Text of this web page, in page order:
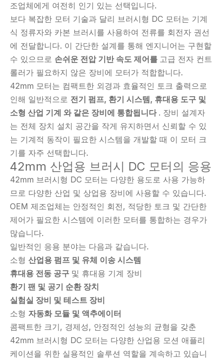
조업체에게 여전히 인기 있는 선택입니다.
보다 복잡한 모터 기술과 달리 브러시형 DC 모터는 기계
식 정류자와 카본 브러시를 사용하여 전류를 회전자 권선
에 전달합니다. 이 간단한 설계를 통해 엔지니어는 구현할
수 있으므로 손쉬운 전압 기반 속도 제어를 고급 전자 컨트
롤러가 필요하지 않은 장비에 모터가 적합합니다.
42mm 모터는 컴팩트한 외경과 효율적인 토크 출력으로
인해 일반적으로 전기 펌프, 환기 시스템, 휴대용 도구 및
소형 산업 기계 와 같은 장비에 통합됩니다 . 장비 설계자
는 전체 장치 설치 공간을 작게 유지하면서 신뢰할 수 있
는 기계적 동작이 필요한 시스템을 개발할 때 이 모터 크
기를 자주 선택합니다.
42mm 산업용 브러시 DC 모터의 응용
42mm 브러시형 DC 모터는 다양한 용도로 사용 가능하
므로 다양한 산업 및 상업용 장비에 사용할 수 있습니다.
OEM 제조업체는 안정적인 회전, 적당한 토크 및 간단한
제어가 필요한 시스템에 이러한 모터를 통합하는 경우가
많습니다.
일반적인 응용 분야는 다음과 같습니다.
소형 산업용 펌프 및 유체 이송 시스템
휴대용 전동 공구 및 휴대용 기계 장비
환기 팬 및 공기 순환 장치
실험실 장비 및 테스트 장비
소형 자동화 모듈 및 액추에이터
콤팩트한 크기, 경제성, 안정적인 성능의 균형을 갖춘
42mm 브러시형 DC 모터는 다양한 산업용 모션 애플리
케이션을 위한 실용적인 솔루션 역할을 계속하고 있습니